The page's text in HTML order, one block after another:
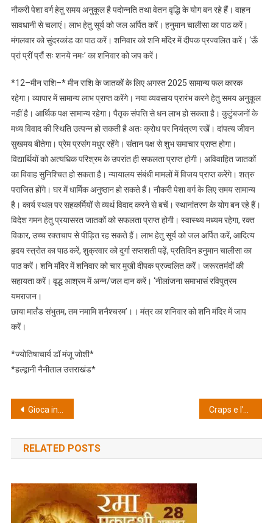
नौकरी पेशा वर्ग हेतु समय अनुकूल है पदोन्नति तथा वेतन वृद्धि के योग बन रहे हैं। वाहन
सावधानी से चलाएं। लाभ हेतु सूर्य को जल अर्पित करें। हनुमान चालीसा का पाठ करें।
मंगलवार को सुंदरकांड का पाठ करें। शनिवार को शनि मंदिर में दीपक प्रज्वलित करें। ‘ऊँ
प्रां प्रीं प्रौं सः शनये नमः’ का शनिवार को जप करें।
*12–मीन राशि–* मीन राशि के जातकों के लिए अगस्त 2025 सामान्य फल कारक
रहेगा। व्यापार में सामान्य लाभ प्राप्त करेंगे। नया व्यवसाय प्रारंभ करने हेतु समय अनुकूल
नहीं है। आर्थिक पक्ष सामान्य रहेगा। पैतृक संपत्ति से धन लाभ हो सकता है। कुटुंबजनों के
मध्य विवाद की स्थिति उत्पन्न हो सकती है अतः क्रोध पर नियंत्रण रखें। दांपत्य जीवन
सुखमय बीतेगा। प्रेम प्रसंग मधुर रहेंगे। संतान पक्ष से शुभ समाचार प्राप्त होगा।
विद्यार्थियों को अत्यधिक परिश्रम के उपरांत ही सफलता प्राप्त होगी। अविवाहित जातकों
का विवाह सुनिश्चित हो सकता है। न्यायालय संबंधी मामलों में विजय प्राप्त करेंगे। शत्रु
पराजित होंगे। घर में धार्मिक अनुष्ठान हो सकते हैं। नौकरी पेशा वर्ग के लिए समय सामान्य
है। कार्य स्थल पर सहकर्मियों से व्यर्थ विवाद करने से बचें। स्थानांतरण के योग बन रहे हैं।
विदेश गमन हेतु प्रयासरत जातकों को सफलता प्राप्त होगी। स्वास्थ्य मध्यम रहेगा, रक्त
विकार, उच्च रक्तचाप से पीड़ित रह सकते हैं। लाभ हेतु सूर्य को जल अर्पित करें, आदित्य
हृदय स्त्रोत का पाठ करें, शुक्रवार को दुर्गा सप्तशती पढ़ें, प्रतिदिन हनुमान चालीसा का
पाठ करें। शनि मंदिर में शनिवार को चार मुखी दीपक प्रज्वलित करें। जरूरतमंदों की
सहायता करें। वृद्ध आश्रम में अन्न/जल दान करें। ‘नीलांजना समाभासं रविपुत्रम
यमराजन।
छाया मार्तंड संभुतम, तम नमामि शनैश्चरम’।। मंत्र का शनिवार को शनि मंदिर में जाप
करें।
*ज्योतिषाचार्य डॉ मंजू जोशी*
*हल्द्वानी नैनीताल उत्तराखंड*
Post
navigation
Gioca in sicurezza dal tuo smartphone: la guida definitiva per vincere i jackpot nei casinò moderni
RELATED POSTS